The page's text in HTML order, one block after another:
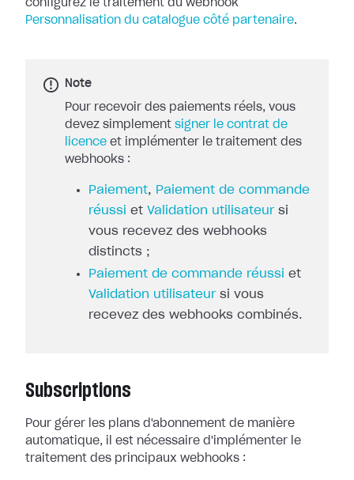
configurez le traitement du webhook
Personnalisation du catalogue côté partenaire.
Note
Pour recevoir des paiements réels, vous
devez simplement signer le contrat de
licence et implémenter le traitement des
webhooks :
Paiement, Paiement de commande
réussi et Validation utilisateursi
vous recevez des webhooks
distincts ;
Paiement de commande réussi et
Validation utilisateursi vous
recevez des webhooks combinés.
Subscriptions
Pour gérer les plans d'abonnement de manière
automatique, il est nécessaire d'implémenter le
traitement des principaux webhooks :